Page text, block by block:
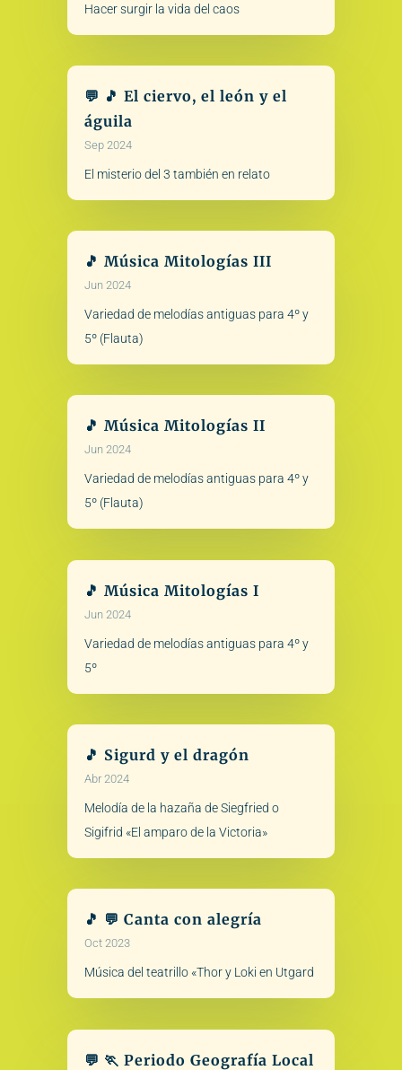
Hacer surgir la vida del caos
💬 🎵 El ciervo, el león y el
águila
Sep 2024
El misterio del 3 también en relato
🎵 Música Mitologías III
Jun 2024
Variedad de melodías antiguas para 4º y
5º (Flauta)
🎵 Música Mitologías II
Jun 2024
Variedad de melodías antiguas para 4º y
5º (Flauta)
🎵 Música Mitologías I
Jun 2024
Variedad de melodías antiguas para 4º y
5º
🎵 Sigurd y el dragón
Abr 2024
Melodía de la hazaña de Siegfried o
Sigifrid «El amparo de la Victoria»
🎵 💬 Canta con alegría
Oct 2023
Música del teatrillo «Thor y Loki en Utgard
💬 🏃 Periodo Geografía Local